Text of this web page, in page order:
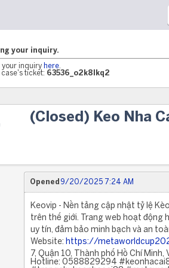
your inquiry.
your inquiry here
case's ticket: 63536_o2k8lkq2
(Closed) Keo Nha
Opened 9/20/2025 7:24 AM
Keovip - Nền tảng cập nhật tỷ lệ
trên thế giới. Trang web hoạt động
uy tín, đảm bảo minh bạch và an
Website: https://
7, Quận 10, Thành phố Hồ Chí
Hotline: 0588829294